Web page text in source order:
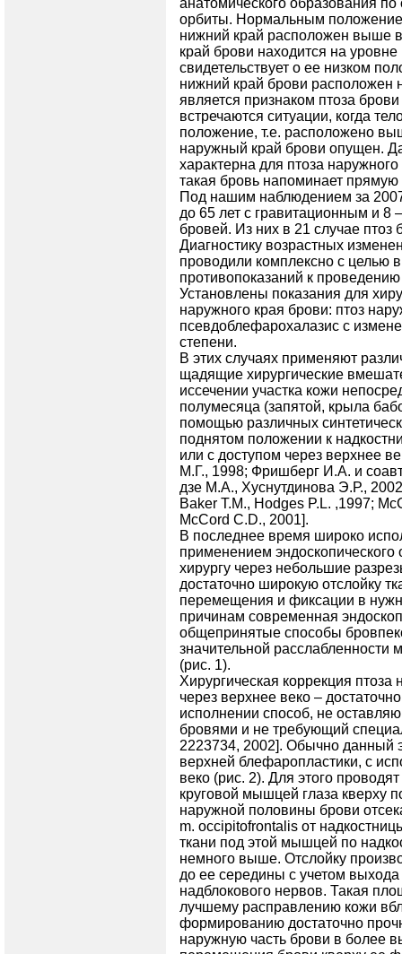
анатомического образования
орбиты. Нормальным положение
нижний край расположен выше
край брови находится на
свидетельствует о ее низком
нижний край брови расположен
является признаком птоза
встречаются ситуации, когда
положение, т.е. расположено
наружный край брови опущен.
характерна для птоза
такая бровь напоминает
Под нашим наблюдением за
до 65 лет с гравитационным и 8
бровей. Из них в 21 случае
Диагностику возрастных
проводили комплексно с целью
противопоказаний к
Установлены показания для
наружного края брови: птоз
псевдоблефарохалазис с
степени.
В этих случаях применяют
щадящие хирургические
иссечении участка кожи
полумесяца (запятой, крыла
помощью различных
поднятом положении к
или с доступом через верхнее
М.Г., 1998; Фриш­берг И.А. и
дзе М.А., Хуснутдинова Э.Р.,
Baker T.M., Hodges P.L. ,1997;
МcCord C.D., 2001].
В последнее время широко
применением эндоскопического
хирургу через небольшие
достаточно широкую отслойку
перемещения и фиксации в
причинам современная
общепринятые способы
значительной расслабленности
(рис. 1).
Хирургическая коррекция
через верхнее веко –
исполнении способ, не
бровями и не требующий
2223734, 2002]. Обычно данный
верхней блефаропластики, с
веко (рис. 2). Для этого
круговой мышцей глаза кверху
наружной половины брови
m. occipitofrontalis от
ткани под этой мышцей по
немного выше. Отслойку
до ее середины с учетом выхода
надблокового нервов. Такая
лучшему расправлению кожи
формированию достаточно
наружную часть брови в более